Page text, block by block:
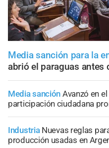
Media sanción para la
abrió el paraguas antes
Media sanción Avanzó en
participación ciudadana
Industria Nuevas reglas
producción usadas en